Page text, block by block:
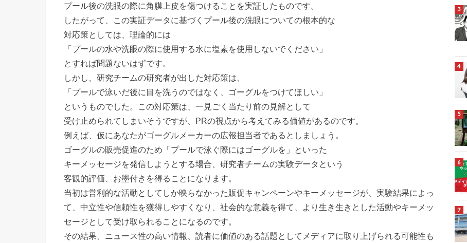
プール後の洗眼の際に角膜上皮を傷つけることを実証したものです。
したがって、この実証データに基づくプール後の洗眼についての根本的な
対応策としては、理論的には
「プールの水や洗眼の際に使用する水に塩素を使用しないでください」
とすれば問題ないはずです。
しかし、研究チームの研究者が出した対応策は、
「プールで泳いだ後に目を洗うのではなく、ゴーグルをつけてほしい」
というものでした。この対応策は、一見ごく当たり前の見解として
受け止められてしまいそうですが、PRの視点から考えてみる価値があるのです。
例えば、仮にあなたがゴーグルメーカーの広報担当者であるとしましょう。
ゴーグルの販売促進のため「プールで泳ぐ際にはゴーグルを」といった
キーメッセージを発信しようとする場合、研究者チームの実験データという
客観的評価、お墨付きを得ることになります。
当初は営利的な活動としてしか映らなかった販促キャンペーンやキーメッセージが、実験結果によっ
て、中立性や信頼性を獲得しやすくなり、社会的な意義を得て、より生き生きとした活動やキーメッ
セージとして受け取られることになるのです。
その結果、ニュース性の高い情報、読者に価値のある話題としてメディアに取り上げられる可能性も